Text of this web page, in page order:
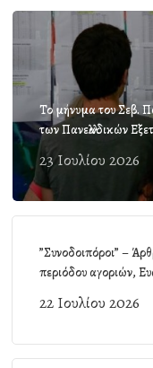
Το μήνυμα του Σεβ.
των Πανελλαδικών
23 Ιουλίου 2026
”Συνοδοιπόροι” –
περιόδου αγοριών,
22 Ιουλίου 2026